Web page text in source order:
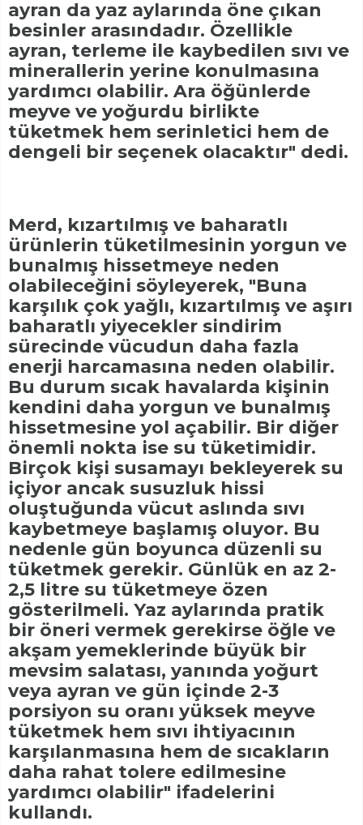
ayran da yaz aylarında öne çıkan
besinler arasındadır. Özellikle
ayran, terleme ile kaybedilen sıvı ve
minerallerin yerine konulmasına
yardımcı olabilir. Ara öğünlerde
meyve ve yoğurdu birlikte
tüketmek hem serinletici hem de
dengeli bir seçenek olacaktır" dedi.
Merd, kızartılmış ve baharatlı
ürünlerin tüketilmesinin yorgun ve
bunalmış hissetmeye neden
olabileceğini söyleyerek, "Buna
karşılık çok yağlı, kızartılmış ve aşırı
baharatlı yiyecekler sindirim
sürecinde vücudun daha fazla
enerji harcamasına neden olabilir.
Bu durum sıcak havalarda kişinin
kendini daha yorgun ve bunalmış
hissetmesine yol açabilir. Bir diğer
önemli nokta ise su tüketimidir.
Birçok kişi susamayı bekleyerek su
içiyor ancak susuzluk hissi
oluştuğunda vücut aslında sıvı
kaybetmeye başlamış oluyor. Bu
nedenle gün boyunca düzenli su
tüketmek gerekir. Günlük en az 2-
2,5 litre su tüketmeye özen
gösterilmeli. Yaz aylarında pratik
bir öneri vermek gerekirse öğle ve
akşam yemeklerinde büyük bir
mevsim salatası, yanında yoğurt
veya ayran ve gün içinde 2-3
porsiyon su oranı yüksek meyve
tüketmek hem sıvı ihtiyacının
karşılanmasına hem de sıcakların
daha rahat tolere edilmesine
yardımcı olabilir" ifadelerini
kullandı.